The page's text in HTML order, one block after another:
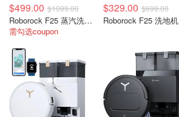
$499.00 $1099.00
Roborock F25 蒸汽洗地机
需勾选coupon
$329.00 $699.00
Roborock F25 洗地机